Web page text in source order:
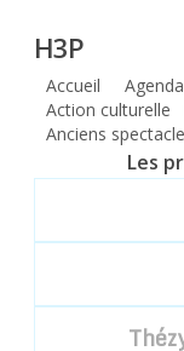
content
H3P
à trois
Compagnie
nous sur notre
H3P
Accueil Agenda
Action culturelle
Anciens
Les